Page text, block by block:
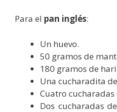
Para el pan inglés:
Un huevo.
50 gramos de
180 gramos de
Una cucharadita
Cuatro
Dos cucharadas